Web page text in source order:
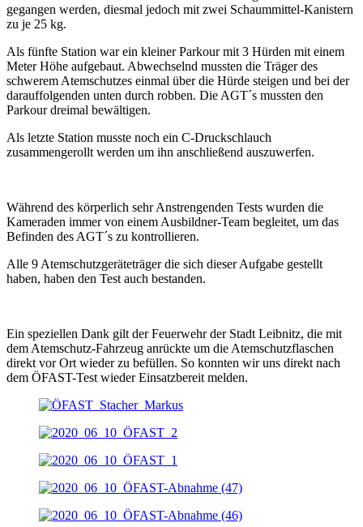
gegangen werden, diesmal jedoch mit zwei Schaummittel-Kanistern
zu je 25 kg.
Als fünfte Station war ein kleiner Parkour mit 3 Hürden mit einem
Meter Höhe aufgebaut. Abwechselnd mussten die Träger des
schwerem Atemschutzes einmal über die Hürde steigen und bei der
darauffolgenden unten durch robben. Die AGT´s mussten den
Parkour dreimal bewältigen.
Als letzte Station musste noch ein C-Druckschlauch
zusammengerollt werden um ihn anschließend auszuwerfen.
Während des körperlich sehr Anstrengenden Tests wurden die
Kameraden immer von einem Ausbildner-Team begleitet, um das
Befinden des AGT´s zu kontrollieren.
Alle 9 Atemschutzgeräteträger die sich dieser Aufgabe gestellt
haben, haben den Test auch bestanden.
Ein speziellen Dank gilt der Feuerwehr der Stadt Leibnitz, die mit
dem Atemschutz-Fahrzeug anrückte um die Atemschutzflaschen
direkt vor Ort wieder zu befüllen. So konnten wir uns direkt nach
dem ÖFAST-Test wieder Einsatzbereit melden.